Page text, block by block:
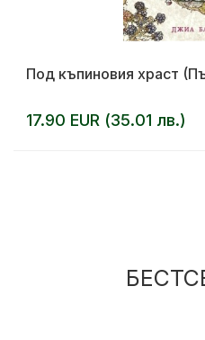
Под къпиновия храст
17.90 EUR (35.01 лв.)